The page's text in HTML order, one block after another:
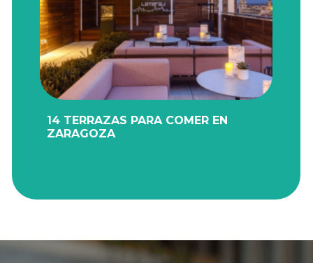
14 TERRAZAS PARA COMER EN
ZARAGOZA